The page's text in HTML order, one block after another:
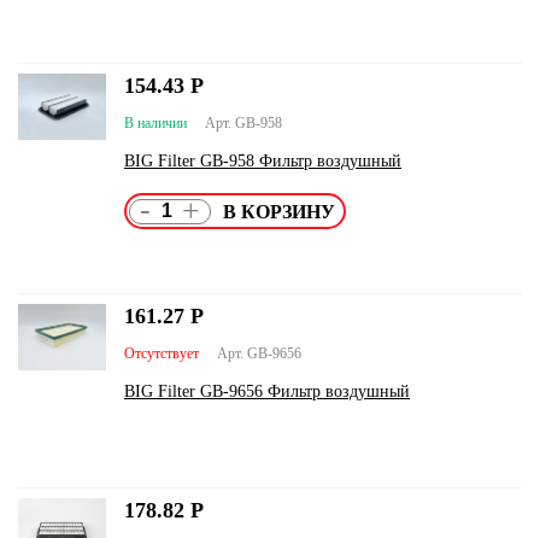
Арт. GB-958
В наличии
BIG Filter GB-958 Фильтр воздушный
154.43 Р
- +
Арт. GB-9656
Отсутствует
BIG Filter GB-9656 Фильтр воздушный
161.27 Р
178.82 Р